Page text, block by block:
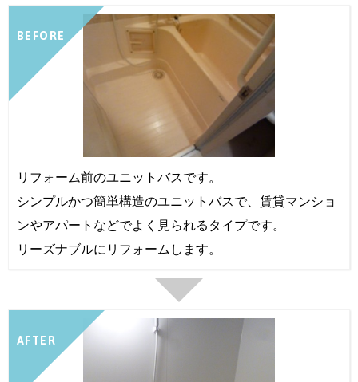
BEFORE
リフォーム前のユニットバスです。
シンプルかつ簡単構造のユニットバスで、賃貸マンショ
ンやアパートなどでよく見られるタイプです。
リーズナブルにリフォームします。
AFTER